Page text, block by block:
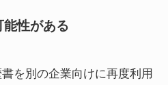
性がある
を別の企業向けに再度利用